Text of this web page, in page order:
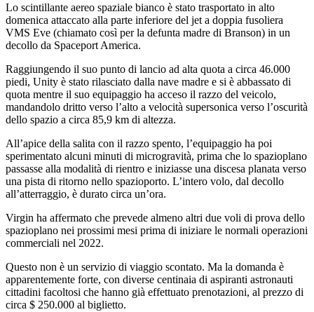
Lo scintillante aereo spaziale bianco è stato trasportato in alto
domenica attaccato alla parte inferiore del jet a doppia fusoliera
VMS Eve (chiamato così per la defunta madre di Branson) in un
decollo da Spaceport America.
Raggiungendo il suo punto di lancio ad alta quota a circa 46.000
piedi, Unity è stato rilasciato dalla nave madre e si è abbassato di
quota mentre il suo equipaggio ha acceso il razzo del veicolo,
mandandolo dritto verso l’alto a velocità supersonica verso l’oscurità
dello spazio a circa 85,9 km di altezza.
All’apice della salita con il razzo spento, l’equipaggio ha poi
sperimentato alcuni minuti di microgravità, prima che lo spazioplano
passasse alla modalità di rientro e iniziasse una discesa planata verso
una pista di ritorno nello spazioporto. L’intero volo, dal decollo
all’atterraggio, è durato circa un’ora.
Virgin ha affermato che prevede almeno altri due voli di prova dello
spazioplano nei prossimi mesi prima di iniziare le normali operazioni
commerciali nel 2022.
Questo non è un servizio di viaggio scontato. Ma la domanda è
apparentemente forte, con diverse centinaia di aspiranti astronauti
cittadini facoltosi che hanno già effettuato prenotazioni, al prezzo di
circa $ 250.000 al biglietto.